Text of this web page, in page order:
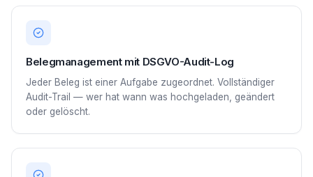
Belegmanagement mit DSGVO-Audit-Log
Jeder Beleg ist einer Aufgabe zugeordnet. Vollständiger
Audit-Trail — wer hat wann was hochgeladen, geändert
oder gelöscht.